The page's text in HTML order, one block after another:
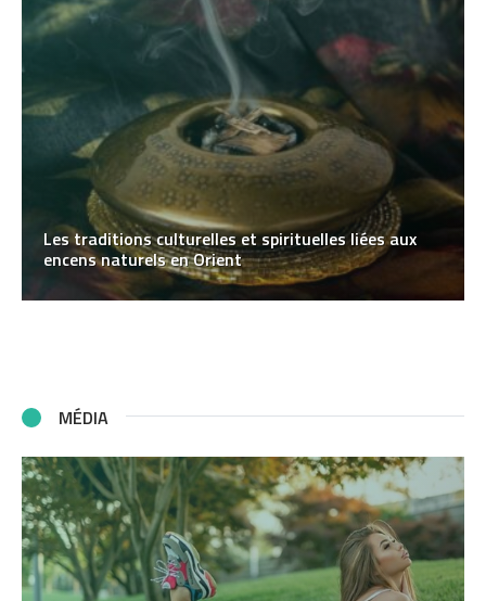
Les traditions culturelles et spirituelles liées aux
encens naturels en Orient
MÉDIA